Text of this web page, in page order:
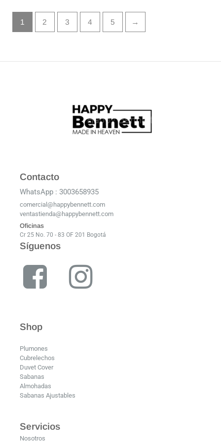
1 2 3 4 5 →
Contacto
WhatsApp : 3003658935
comercial@happybennett.com
ventastienda@happybennett.com
Oficinas
Cr 25 No. 70 - 83 OF 201 Bogotá
Síguenos
Shop
Plumones
Cubrelechos
Duvet Cover
Sabanas
Almohadas
Sabanas Ajustables
Servicios
Nosotros